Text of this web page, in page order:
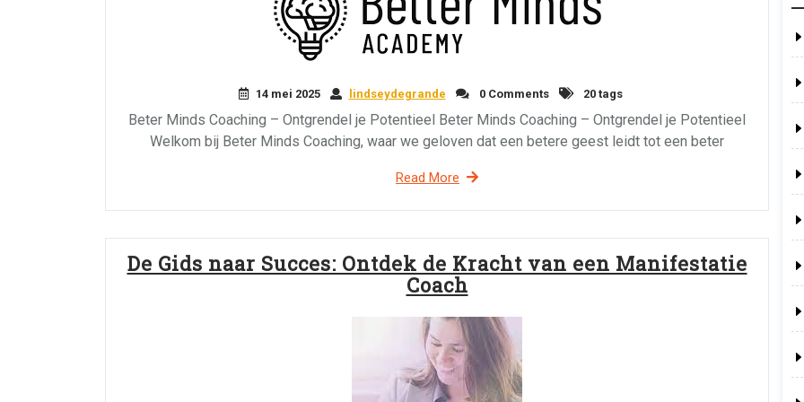
14 mei 2025 lindseydegrande 0 Comments 20 tags
Beter Minds Coaching – Ontgrendel je Potentieel Beter Minds Coaching – Ontgrendel je Potentieel
Welkom bij Beter Minds Coaching, waar we geloven dat een betere geest leidt tot een beter
Read More
De Gids naar Succes: Ontdek de Kracht van een Manifestatie
Coach